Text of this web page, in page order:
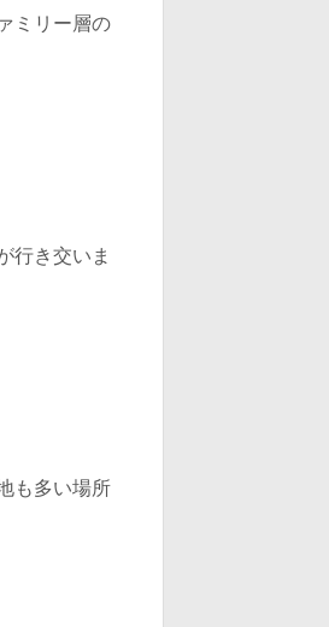
ミリー層の
行き交いま
も多い場所